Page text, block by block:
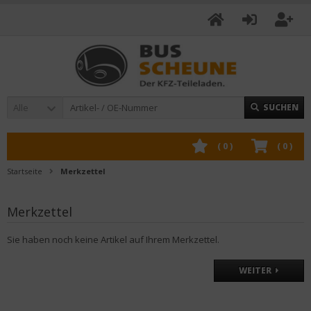
Alle SUCHEN
( 0)
( 0)
Startseite Merkzettel
Merkzettel
Sie haben noch keine Artikel auf Ihrem Merkzettel.
WEITER